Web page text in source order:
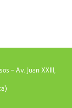
– Av. Juan XXIII,